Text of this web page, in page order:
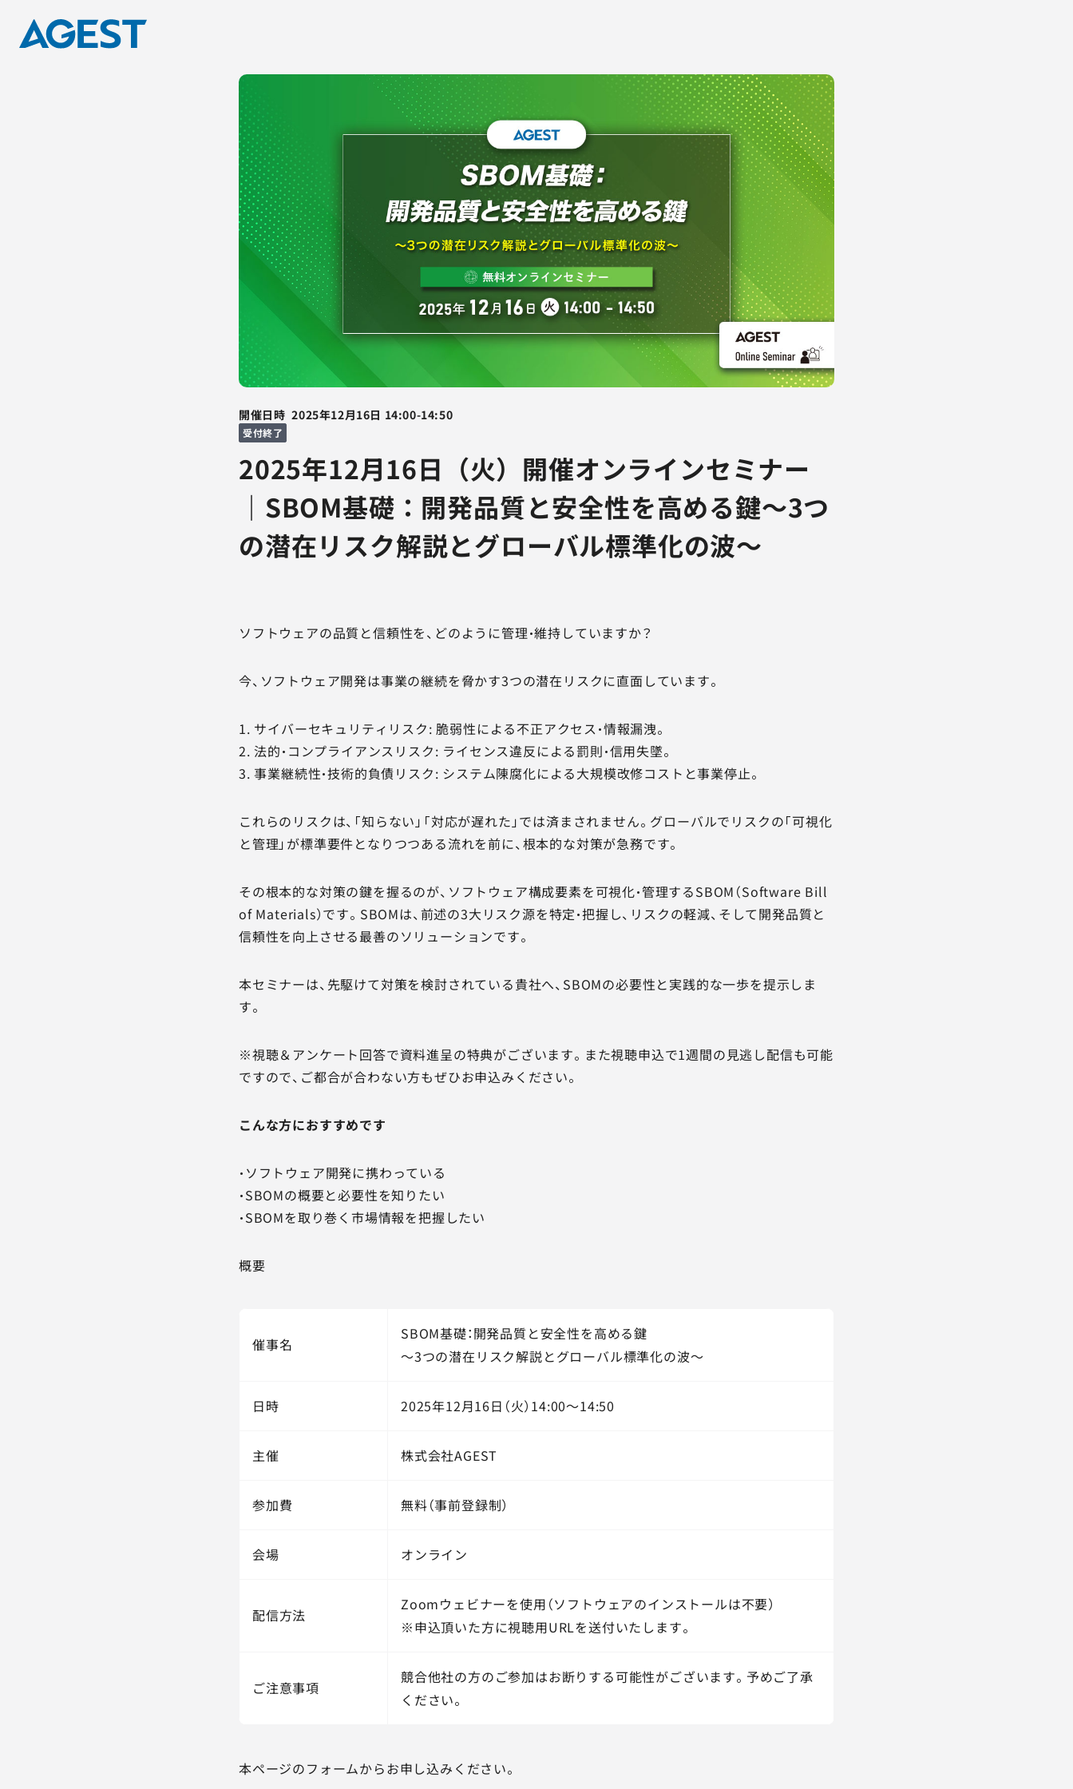
開催日時 2025年12月16日 14:00-14:50
受付終了
2025年12月16日（火）開催オンラインセミナー
｜SBOM基礎：開発品質と安全性を高める鍵～3つ
の潜在リスク解説とグローバル標準化の波～
ソフトウェアの品質と信頼性を、どのように管理・維持していますか？
今、ソフトウェア開発は事業の継続を脅かす3つの潜在リスクに直面しています。
1. サイバーセキュリティリスク: 脆弱性による不正アクセス・情報漏洩。
2. 法的・コンプライアンスリスク: ライセンス違反による罰則・信用失墜。
3. 事業継続性・技術的負債リスク: システム陳腐化による大規模改修コストと事業停止。
これらのリスクは、「知らない」「対応が遅れた」では済まされません。グローバルでリスクの「可視化
と管理」が標準要件となりつつある流れを前に、根本的な対策が急務です。
その根本的な対策の鍵を握るのが、ソフトウェア構成要素を可視化・管理するSBOM（Software Bill
of Materials）です。SBOMは、前述の3大リスク源を特定・把握し、リスクの軽減、そして開発品質と
信頼性を向上させる最善のソリューションです。
本セミナーは、先駆けて対策を検討されている貴社へ、SBOMの必要性と実践的な一歩を提示しま
す。
※視聴＆アンケート回答で資料進呈の特典がございます。また視聴申込で1週間の見逃し配信も可能
ですので、ご都合が合わない方もぜひお申込みください。
こんな方におすすめです
・ソフトウェア開発に携わっている
・SBOMの概要と必要性を知りたい
・SBOMを取り巻く市場情報を把握したい
概要
催事名
SBOM基礎：開発品質と安全性を高める鍵
～3つの潜在リスク解説とグローバル標準化の波～
日時 2025年12月16日（火）14:00～14:50
主催 株式会社AGEST
参加費 無料（事前登録制）
会場 オンライン
配信方法
Zoomウェビナーを使用（ソフトウェアのインストールは不要）
※申込頂いた方に視聴用URLを送付いたします。
ご注意事項
競合他社の方のご参加はお断りする可能性がございます。予めご了承
ください。
本ページのフォームからお申し込みください。